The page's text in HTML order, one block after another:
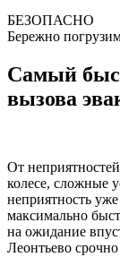
БЕЗОПАСНО
Бережно
Самый
вызова
От
колесе, сложные
неприятность
максимально
на ожидание
Леонтьево срочно